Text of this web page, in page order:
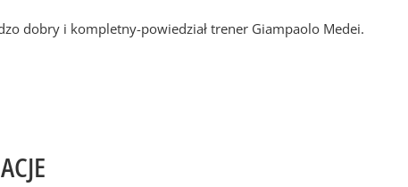
dobry i kompletny-powiedział trener Giampaolo Medei.